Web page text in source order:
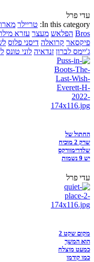
עדי פרל
In this category: טריילר
Bros הפלאש מעצר עזרא
פיקסאר קרואלה דיסני פלוס
ג'יימס לברון זנדאיה לוני טונס
החתול של
שרק 2 מוכיח
שלדרימוורקס
יש 9 נשמות
עדי פרל
מקום שקט 2
הוא המשך
כמעט מוצלח
כמו קודמו